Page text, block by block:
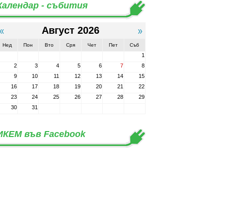
- събития
Август 2026
Нед Пон Вто Сря Чет Пет Съб
1
2
3 4 5 6 7
8
9
10 11 12 13 14
15
16
17 18 19 20 21
22
23
24 25 26 27 28
29
30
31
във Facebook